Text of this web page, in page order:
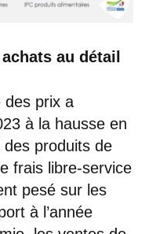
au détail
des prix a
à la hausse en
produits de
frais libre-service
pesé sur les
à l’année